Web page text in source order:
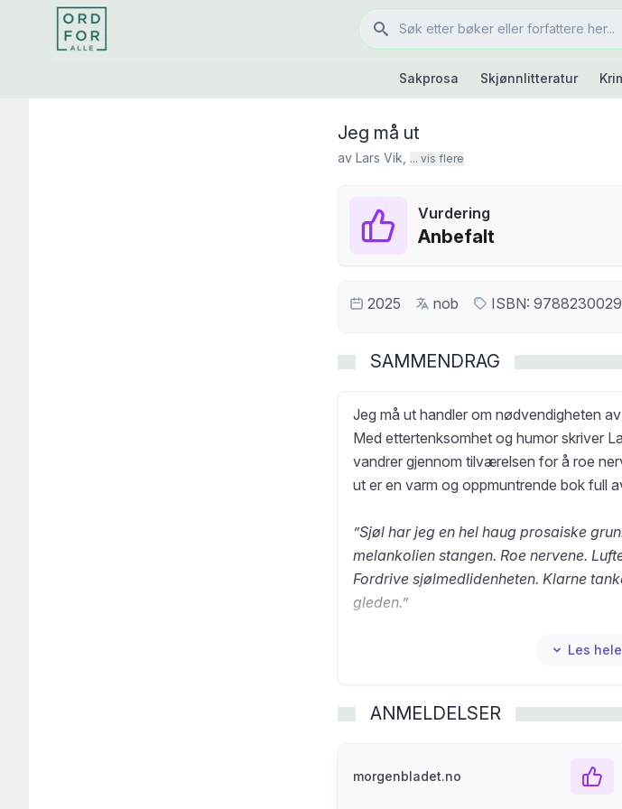
Sakprosa Skjønnlitteratur
Jeg må ut
av Lars Vik ... vis flere
Vurdering
Anbefalt
2025 nob ISBN:
SAMMENDRAG
Jeg må ut handler om nødvendigheten
Med ettertenksomhet og humor skriver
vandrer gjennom tilværelsen for å roe
ut er en varm og oppmuntrende bok full
”Sjøl har jeg en hel haug prosaiske
melankolien stangen. Roe nervene.
Fordrive sjølmedlidenheten. Klarne
gleden.”
er teatermann, skribent og bra
Vik har gitt ut flere samlinger med
Jeg
Les
ANMELDELSER
morgenbladet.no